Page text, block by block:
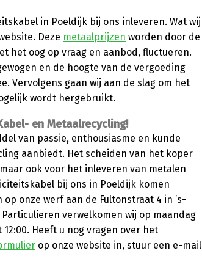
in Poeldijk bij ons inleveren. Wat wij
Deze metaalprijzen worden door de
het oog op vraag en aanbod, fluctueren.
en de hoogte van de vergoeding
Vervolgens gaan wij aan de slag om het
wordt hergebruikt.
en Metaalrecycling!
van passie, enthousiasme en kunde
aanbiedt. Het scheiden van het koper
ook voor het inleveren van metalen
bij ons in Poeldijk komen
onze werf aan de Fultonstraat 4 in ’s-
verwelkomen wij op maandag
Heeft u nog vragen over het
op onze website in, stuur een e-mail